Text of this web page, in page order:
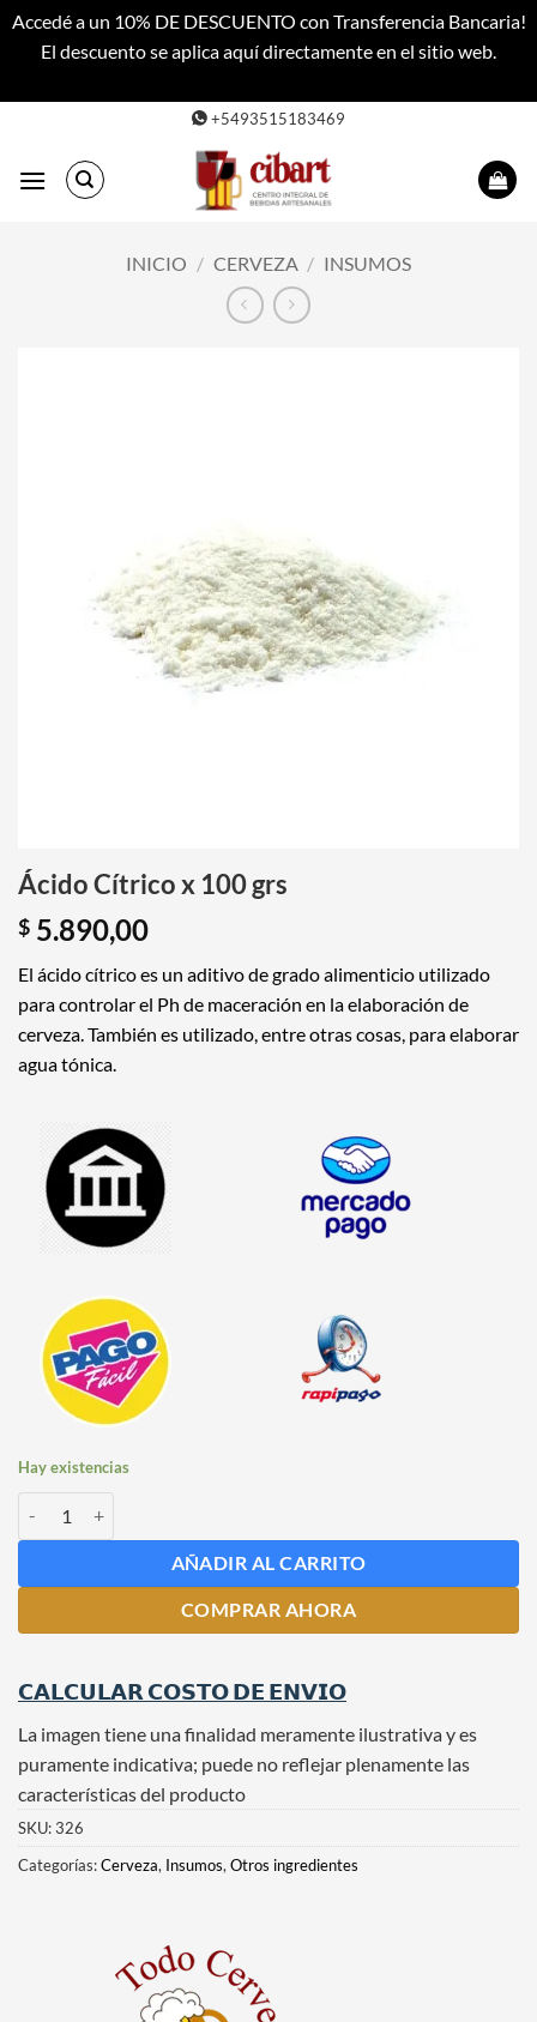
Accedé a un 10% DE DESCUENTO con Transferencia Bancaria!
El descuento se aplica aquí directamente en el sitio web.
contenido
+5493515183469
INICIO / CERVEZA / INSUMOS
Ácido Cítrico x 100 grs
$ 5.890,00
El ácido cítrico es un aditivo de grado alimenticio utilizado
para controlar el Ph de maceración en la elaboración de
cerveza. También es utilizado, entre otras cosas, para elaborar
agua tónica.
Hay existencias
AÑADIR AL CARRITO
COMPRAR AHORA
𝗖𝗔𝗟𝗖𝗨𝗟𝗔𝗥 𝗖𝗢𝗦𝗧𝗢 𝗗𝗘 𝗘𝗡𝗩𝗜𝗢
La imagen tiene una finalidad meramente ilustrativa y es
puramente indicativa; puede no reflejar plenamente las
características del producto
SKU:326
Categorías:Cerveza, Insumos, Otros ingredientes